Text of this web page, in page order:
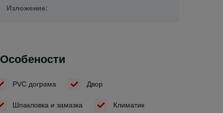
Изложение:
Особености
PVC дограма Двор
Шпакловка и замазка Климатик